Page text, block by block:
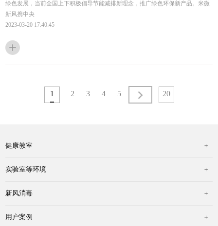
绿色发展，当前全国上下积极倡导节能减排新理念，推广绿色环保新产品。米微
新风携中央
2023-03-20 17:40:45
1 2 3 4 5 > 20
健康教室
实验室等环境
新风消毒
用户案例